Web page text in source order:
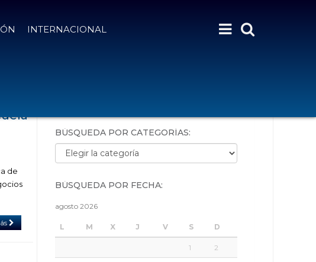
INTERNACIONAL
de
BÚSQUEDA POR CATEGORÍAS:
Búsqueda por categorías:
BÚSQUEDA POR FECHA:
agosto 2026
L M X J V S D
1 2